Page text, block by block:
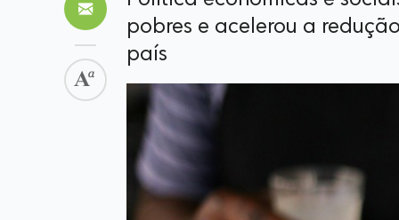
pobres e acelerou a
país